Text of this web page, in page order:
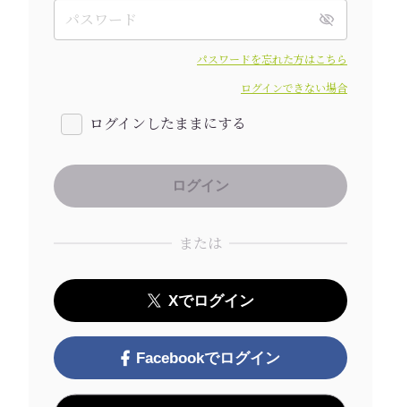
パスワードを忘れた方はこちら
ログインできない場合
ログインしたままにする
または
Xでログイン
Facebookでログイン